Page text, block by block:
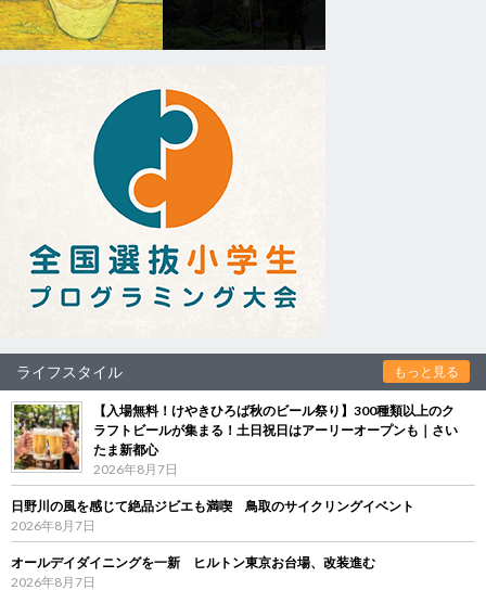
ライフスタイル もっと見る
【入場無料！けやきひろば秋のビール祭り】300種類以上のク
ラフトビールが集まる！土日祝日はアーリーオープンも｜さい
たま新都心
2026年8月7日
日野川の風を感じて絶品ジビエも満喫 鳥取のサイクリングイベント
2026年8月7日
オールデイダイニングを一新 ヒルトン東京お台場、改装進む
2026年8月7日